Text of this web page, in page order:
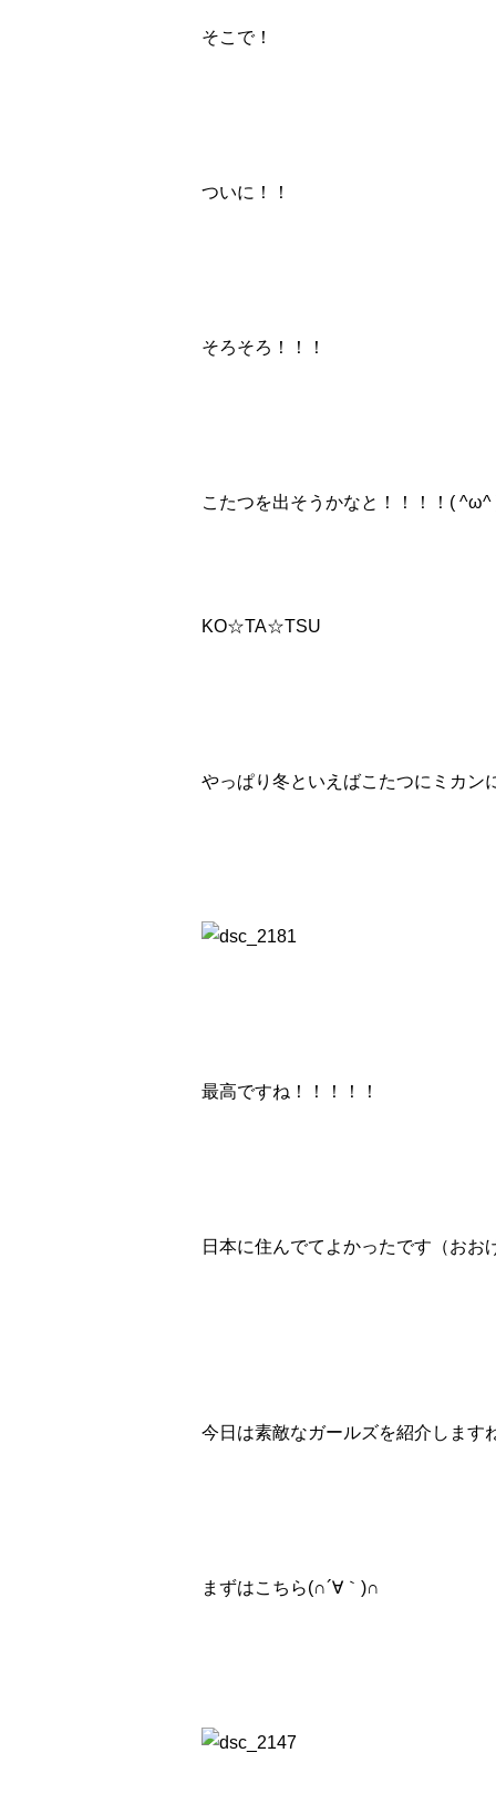
そこで！
ついに！！
そろそろ！！！
こたつを出そうかなと！！！！( ^ω^
KO☆TA☆TSU
やっぱり冬といえばこたつにミカン
最高ですね！！！！！
日本に住んでてよかったです（おお
今日は素敵なガールズを紹介します
まずはこちら(∩´∀｀)∩